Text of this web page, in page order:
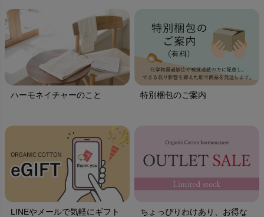
ハーモネイチャーのこと 特別梱包のご案内
LINEやメールで気軽にギフト
ちょっぴりわけあり、お得な